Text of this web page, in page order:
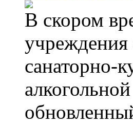
В скором
учреждения
санаторно-